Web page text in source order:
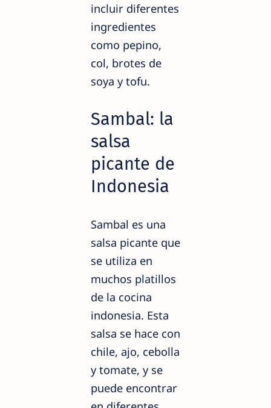
incluir diferentes
ingredientes
como pepino,
col, brotes de
soya y tofu.
Sambal: la
salsa
picante de
Indonesia
Sambal es una
salsa picante que
se utiliza en
muchos platillos
de la cocina
indonesia. Esta
salsa se hace con
chile, ajo, cebolla
y tomate, y se
puede encontrar